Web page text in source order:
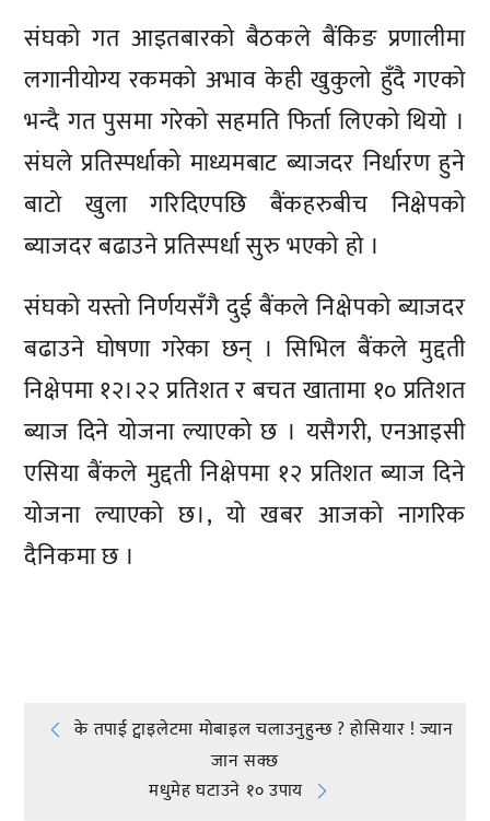
संघको गत आइतबारको बैठकले बैंकिङ प्रणालीमा
लगानीयोग्य रकमको अभाव केही खुकुलो हुँदै गएको
भन्दै गत पुसमा गरेको सहमति फिर्ता लिएको थियो ।
संघले प्रतिस्पर्धाको माध्यमबाट ब्याजदर निर्धारण हुने
बाटो खुला गरिदिएपछि बैंकहरुबीच निक्षेपको
ब्याजदर बढाउने प्रतिस्पर्धा सुरु भएको हो ।
संघको यस्तो निर्णयसँगै दुई बैंकले निक्षेपको ब्याजदर
बढाउने घोषणा गरेका छन् । सिभिल बैंकले मुद्दती
निक्षेपमा १२।२२ प्रतिशत र बचत खातामा १० प्रतिशत
ब्याज दिने योजना ल्याएको छ । यसैगरी, एनआइसी
एसिया बैंकले मुद्दती निक्षेपमा १२ प्रतिशत ब्याज दिने
योजना ल्याएको छ।, यो खबर आजको नागरिक
दैनिकमा छ ।
Post
के तपाई ट्वाइलेटमा मोबाइल चलाउनुहुन्छ ? होसियार ! ज्यान
जान सक्छ
मधुमेह घटाउने १० उपाय